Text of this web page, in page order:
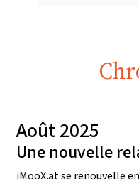
Août 2025
Une nouvelle
iMooX.at se renouvelle